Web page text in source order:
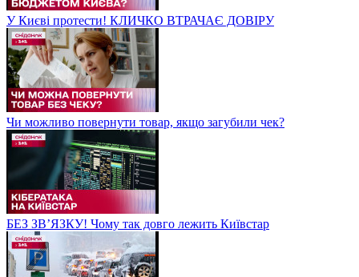
У Києві протести! КЛИЧКО ВТРАЧАЄ ДОВІРУ
Чи можливо повернути товар, якщо загубили чек?
БЕЗ ЗВʼЯЗКУ! Чому так довго лежить Київстар